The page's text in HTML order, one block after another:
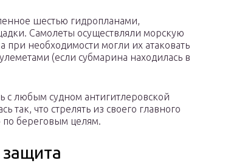
шестью гидропланами,
Самолеты осуществляли морскую
при необходимости могли их атаковать
(если субмарина находилась в
с любым судном антигитлеровской
так, что стрелять из своего главного
по береговым целям.